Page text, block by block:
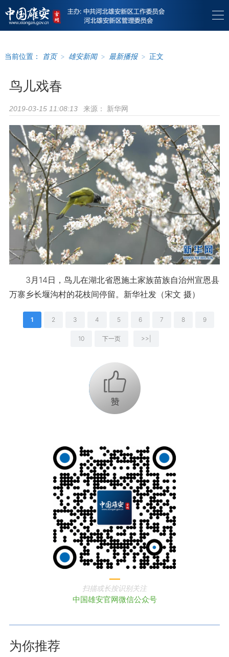
当前位置： 首页 > 雄安新闻 > 最新播报 > 正文
鸟儿戏春
2019-03-15 11:08:13 来源： 新华网
3月14日，鸟儿在湖北省恩施土家族苗族自治州宣恩县
万寨乡长堰沟村的花枝间停留。新华社发（宋文 摄）
1 2 3 4 5 6 7 8 9
10 下一页 >>|
+1
扫描或长按识别关注
中国雄安官网微信公众号
为你推荐